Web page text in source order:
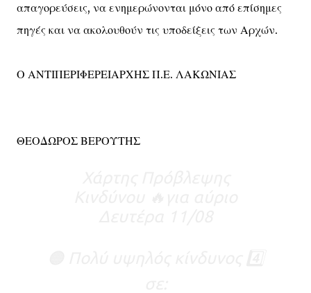
απαγορεύσεις, να ενημερώνονται μόνο από επίσημες
πηγές και να ακολουθούν τις υποδείξεις των Αρχών.
Ο ΑΝΤΙΠΕΡΙΦΕΡΕΙΑΡΧΗΣ Π.Ε. ΛΑΚΩΝΙΑΣ
ΘΕΟΔΩΡΟΣ ΒΕΡΟΥΤΗΣ